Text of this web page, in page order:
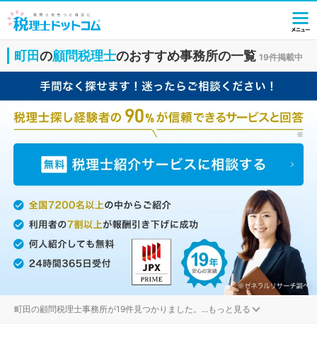
町田の顧問税理士のおすすめ事務所の一覧 19件掲載中
町田の顧問税理士事務所が19件見つかりました。 ...もっと見る